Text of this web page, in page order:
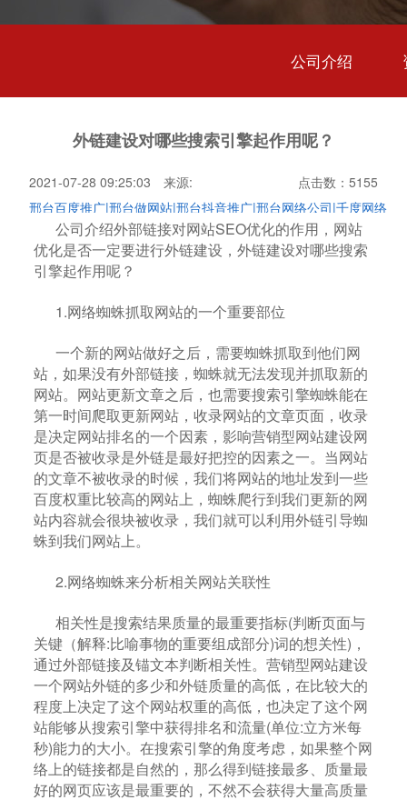
公司介绍
外链建设对哪些搜索引擎起作用呢？
点击数：5155
2021-07-28 09:25:03 来源:
邢台百度推广|邢台做网站|邢台抖音推广|邢台网络公司|千度网络
公司介绍外部链接对网站SEO优化的作用，网站
优化是否一定要进行外链建设，外链建设对哪些搜索
引擎起作用呢？
1.网络蜘蛛抓取网站的一个重要部位
一个新的网站做好之后，需要蜘蛛抓取到他们网
站，如果没有外部链接，蜘蛛就无法发现并抓取新的
网站。网站更新文章之后，也需要搜索引擎蜘蛛能在
第一时间爬取更新网站，收录网站的文章页面，收录
是决定网站排名的一个因素，影响营销型网站建设网
页是否被收录是外链是最好把控的因素之一。当网站
的文章不被收录的时候，我们将网站的地址发到一些
百度权重比较高的网站上，蜘蛛爬行到我们更新的网
站内容就会很块被收录，我们就可以利用外链引导蜘
蛛到我们网站上。
2.网络蜘蛛来分析相关网站关联性
相关性是搜索结果质量的最重要指标(判断页面与
关键（解释:比喻事物的重要组成部分)词的想关性)，
通过外部链接及锚文本判断相关性。营销型网站建设
一个网站外链的多少和外链质量的高低，在比较大的
程度上决定了这个网站权重的高低，也决定了这个网
站能够从搜索引擎中获得排名和流量(单位:立方米每
秒)能力的大小。在搜索引擎的角度考虑 ，如果整个网
络上的链接都是自然的，那么得到链接最多、质量最
好的网页应该是最重要的，不然不会获得大量高质量